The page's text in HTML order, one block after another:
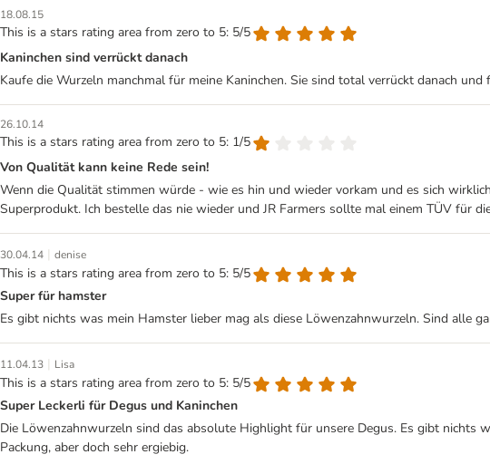
18.08.15
This is a stars rating area from zero to 5: 5/5
Kaninchen sind verrückt danach
Kaufe die Wurzeln manchmal für meine Kaninchen. Sie sind total verrückt danach
26.10.14
This is a stars rating area from zero to 5: 1/5
Von Qualität kann keine Rede sein!
Wenn die Qualität stimmen würde - wie es hin und wieder vorkam und es sich
Superprodukt. Ich bestelle das nie wieder und JR Farmers sollte mal einem TÜV für
30.04.14 | denise
This is a stars rating area from zero to 5: 5/5
Super für hamster
Es gibt nichts was mein Hamster lieber mag als diese Löwenzahnwurzeln. Sind alle
11.04.13 | Lisa
This is a stars rating area from zero to 5: 5/5
Super Leckerli für Degus und Kaninchen
Die Löwenzahnwurzeln sind das absolute Highlight für unsere Degus. Es gibt nichts
Packung, aber doch sehr ergiebig.